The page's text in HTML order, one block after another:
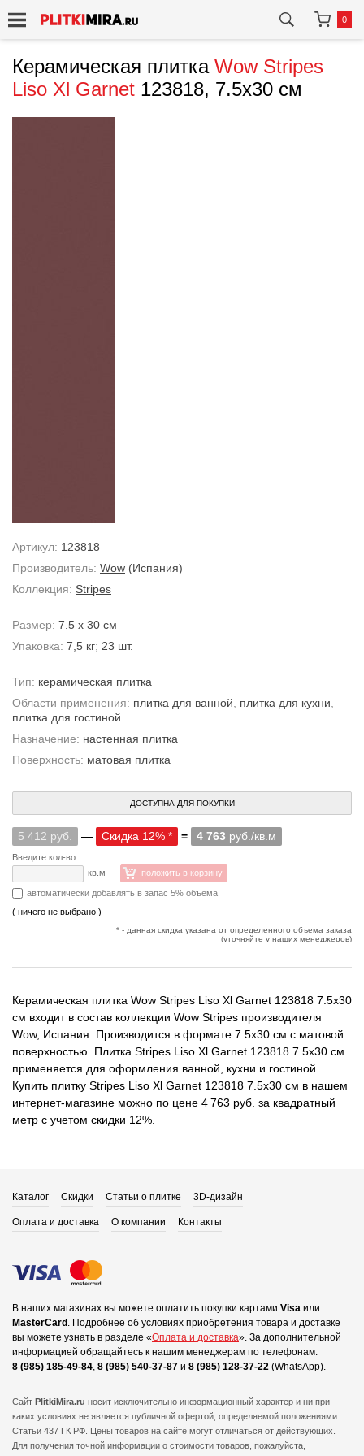
0
Керамическая плитка Wow Stripes
Liso Xl Garnet 123818, 7.5x30 см
Артикул: 123818
Производитель: Wow (Испания)
Коллекция: Stripes
Размер: 7.5 x 30 см
Упаковка: 7,5 кг; 23 шт.
Тип: керамическая плитка
Области применения: плитка для ванной плитка для кухни
плитка для гостиной
Назначение: настенная плитка
Поверхность: матовая плитка
ДОСТУПНА ДЛЯ ПОКУПКИ
5 412 руб. — Скидка 12% * = 4 763 руб./кв.м
Введите кол-во:
кв.м
положить в корзину
автоматически добавлять в запас 5% объема
( ничего не выбрано )
* - данная скидка указана от определенного объема заказа
(уточняйте у наших менеджеров)
Керамическая плитка Wow Stripes Liso Xl Garnet 123818 7.5x30
см входит в состав коллекции Wow Stripes производителя
Wow, Испания. Производится в формате 7.5x30 см с матовой
поверхностью. Плитка Stripes Liso Xl Garnet 123818 7.5x30 см
применяется для оформления ванной, кухни и гостиной.
Купить плитку Stripes Liso Xl Garnet 123818 7.5x30 см в нашем
интернет-магазине можно по цене 4 763 руб. за квадратный
метр с учетом скидки 12%.
Каталог Скидки Статьи о плитке 3D-дизайн
Оплата и доставка О компании Контакты
В наших магазинах вы можете оплатить покупки картами Visa или
MasterCard . Подробнее об условиях приобретения товара и доставке
вы можете узнать в разделе «Оплата и доставка». За дополнительной
информацией обращайтесь к нашим менеджерам по телефонам:
8 (985) 185-49-84, 8 (985) 540-37-87 и 8 (985) 128-37-22 (WhatsApp).
Сайт PlitkiMira.ru носит исключительно информационный характер и ни при
каких условиях не является публичной офертой, определяемой положениями
Статьи 437 ГК РФ. Цены товаров на сайте могут отличаться от действующих.
Для получения точной информации о стоимости товаров, пожалуйста,